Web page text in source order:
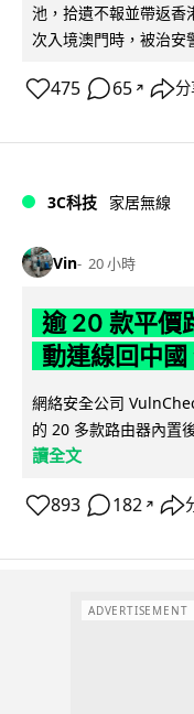
池，拾遺不報並帶返香
次入境澳門時，被治安
475 65 ↗
3C科技 家居無線
Vin 20 小時
逾 20 款平價
動連線回中
網絡安全公司
的 20 多款路由器內置
讀全文
893 182 ↗
ADVERTISEMENT